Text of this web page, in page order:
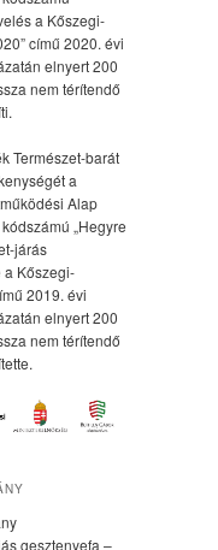
a Kőszegi-
című 2020. évi
elnyert 200
nem térítendő
Természet-barát
a
Alap
„Hegyre
járás
a Kőszegi-
2019. évi
elnyert 200
nem térítendő
gesztenyefa –